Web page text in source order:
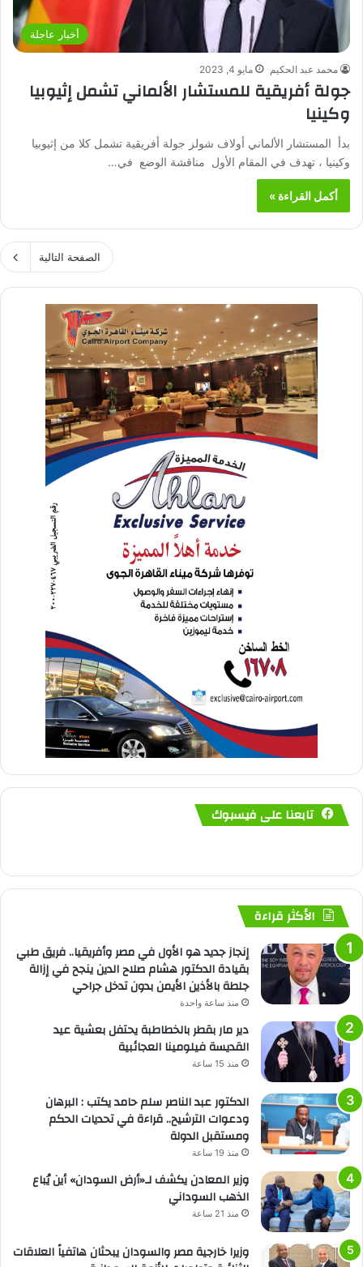
أخبار عاجلة
محمد عبد الحكيم مايو 4, 2023
جولة أفريقية للمستشار الألماني تشمل إثيوبيا
وكينيا
بدأ المستشار الألماني أولاف شولز جولة أفريقية تشمل كلا من إثيوبيا
وكينيا ، تهدف في المقام الأول مناقشة الوضع في…
أكمل القراءة »
الصفحة التالية
تابعنا على فيسبوك
الأكثر قراءة
إنجاز جديد هو الأول في مصر وأفريقيا.. فريق طبي
بقيادة الدكتور هشام صلاح الدين ينجح في إزالة
جلطة بالأذين الأيمن بدون تدخل جراحي
منذ ساعة واحدة
دير مار بقطر بالخطاطبة يحتفل بعشية عيد
القديسة فيلومينا العجائبية
منذ 15 ساعة
الدكتور عبد الناصر سلم حامد يكتب : البرهان
ودعوات الترشيح.. قراءة في تحديات الحكم
ومستقبل الدولة
منذ 19 ساعة
وزير المعادن يكشف لـ«أرض السودان» أين يُباع
الذهب السوداني
منذ 21 ساعة
وزيرا خارجية مصر والسودان يبحثان هاتفياً العلاقات